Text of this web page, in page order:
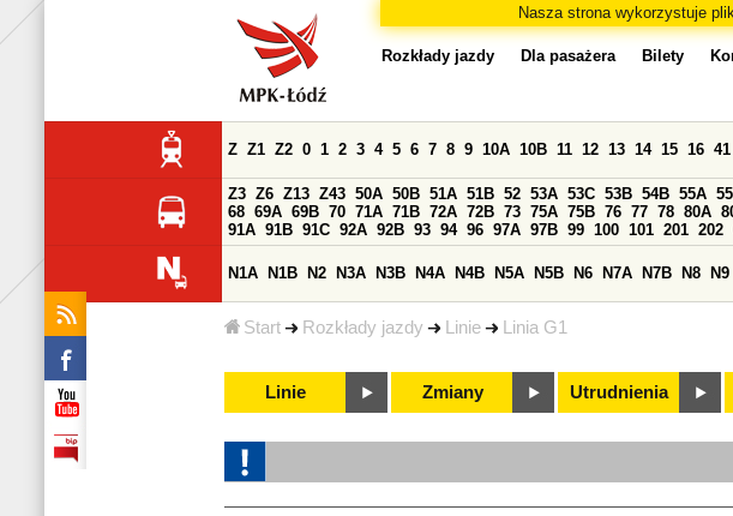
Nasza strona wykorzystuje
Start Rozkłady jazdy Linie Linia G1
Rozkłady jazdy Dla pasażera Bilety
Z Z1 Z2 0 1 2 3 4 5 6 7 8 9 10A 10B 11 12 13 14 15 16 41
Z3 Z6 Z13 Z43 50A 50B 51A 51B 52 53A 53C 53B 54B 55A
68 69A 69B 70 71A 71B 72A 72B 73 75A 75B 76 77 78 80A
91A 91B 91C 92A 92B 93 94 96 97A 97B 99 100 101 201 202
N1A N1B N2 N3A N3B N4A N4B N5A N5B N6 N7A N7B N8 N9
Linie Zmiany Utrudnienia